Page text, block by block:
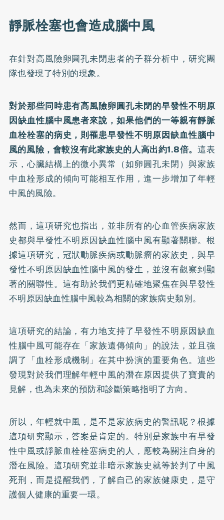
靜脈栓塞也會造成腦中風
在針對高風險卵圓孔未閉患者的子群分析中，研究團
隊也發現了特別的現象。
對於那些同時患有高風險卵圓孔未閉的早發性不明原
因缺血性腦中風患者來說，如果他們的一等親有靜脈
血栓栓塞的病史，則罹患早發性不明原因缺血性腦中
風的風險，會較沒有此家族史的人高出約1.8倍。這表
示，心臟結構上的微小異常（如卵圓孔未閉）與家族
中血栓形成的傾向可能相互作用，進一步增加了年輕
中風的風險。
然而，這項研究也指出，並非所有的心血管疾病家族
史都與早發性不明原因缺血性腦中風有顯著關聯。根
據這項研究，冠狀動脈疾病或動脈瘤的家族史，與早
發性不明原因缺血性腦中風的發生，並沒有觀察到顯
著的關聯性。這有助於我們更精確地聚焦在與早發性
不明原因缺血性腦中風較為相關的家族病史類別。
這項研究的結論，有力地支持了早發性不明原因缺血
性腦中風可能存在「家族遺傳傾向」的說法，並且強
調了「血栓形成機制」在其中扮演的重要角色。這些
發現對於我們理解年輕中風的潛在原因提供了寶貴的
見解，也為未來的預防和診斷策略指明了方向。
所以，年輕就中風，是不是家族病史的警訊呢？根據
這項研究顯示，答案是肯定的。特別是家族中有早發
性中風或靜脈血栓栓塞病史的人，應較為關注自身的
潛在風險。這項研究並非暗示家族史就等於判了中風
死刑，而是提醒我們，了解自己的家族健康史，是守
護個人健康的重要一環。